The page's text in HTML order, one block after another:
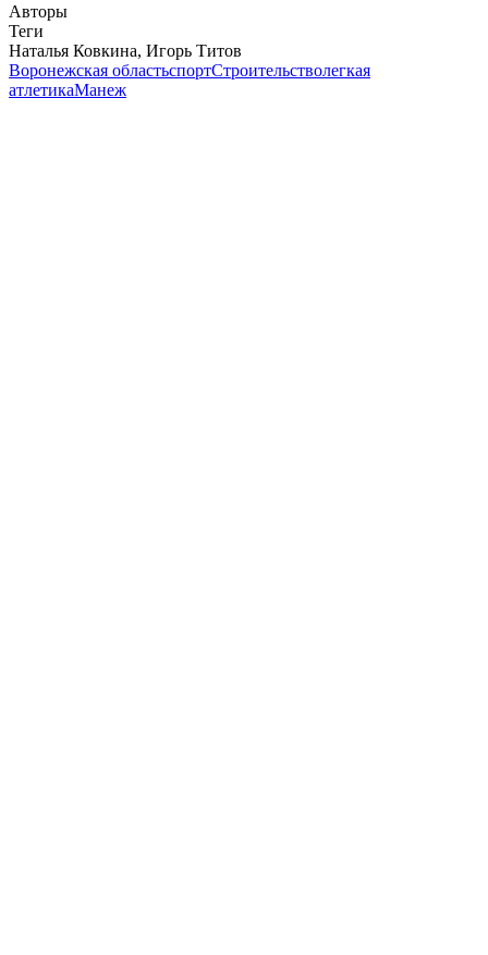
Авторы
Теги
Наталья Ковкина, Игорь Титов
Воронежская областьспортСтроительстволегкая
атлетикаМанеж